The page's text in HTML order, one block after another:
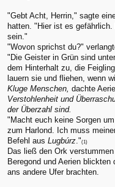
"Gebt Acht, Herrin," sagte
hatten. "Hier ist es
sein."
"Wovon sprichst du?"
"Die Geister in Grün sind
dem Hinterhalt zu, die
lauern sie und fliehen, wenn
Kluge Menschen, dachte
Verstohlenheit und
der Überzahl sind.
"Macht euch keine Sorgen
zum Harlond. Ich muss
Befehl aus Lugbúrz ."(1)
Das ließ den Ork
Beregond und Aerien
ans andere Ufer brachten.